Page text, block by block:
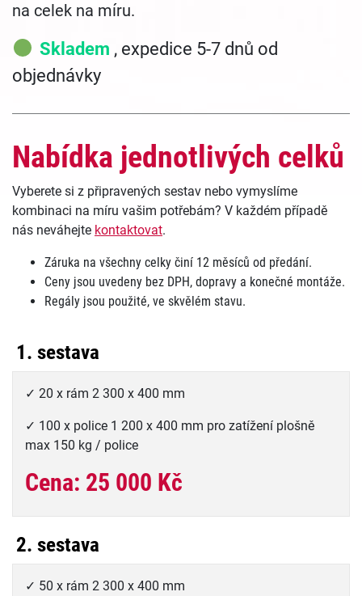
na celek na míru.
Skladem , expedice 5-7 dnů od
objednávky
Nabídka jednotlivých celků
Vyberete si z připravených sestav nebo vymyslíme
kombinaci na míru vašim potřebám? V každém případě
nás neváhejte kontaktovat.
Záruka na všechny celky činí 12 měsíců od předání.
Ceny jsou uvedeny bez DPH, dopravy a konečné montáže.
Regály jsou použité, ve skvělém stavu.
1. sestava
✓ 20 x rám 2 300 x 400 mm
✓ 100 x police 1 200 x 400 mm pro zatížení plošně
max 150 kg / police
Cena: 25 000 Kč
2. sestava
✓ 50 x rám 2 300 x 400 mm